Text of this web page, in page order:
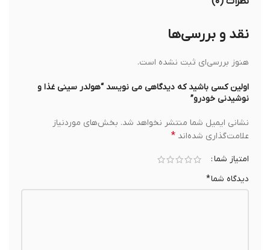
نقد و بررسی‌ها
هنوز بررسی‌ای ثبت نشده است.
اولین کسی باشید که دیدگاهی می نویسد “هولدر سيني غذا و
نوشيدني خودرو”
نشانی ایمیل شما منتشر نخواهد شد. بخش‌های موردنیاز
علامت‌گذاری شده‌اند*
امتیاز شما
دیدگاه شما*